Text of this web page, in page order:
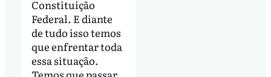
Constituição
Federal. E diante
de tudo isso temos
que enfrentar toda
essa situação.